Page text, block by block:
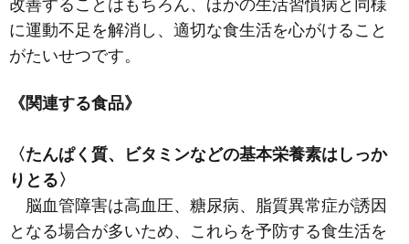
改善することはもちろん、ほかの生活習慣病と同様
に運動不足を解消し、適切な食生活を心がけること
がたいせつです。
《関連する食品》
〈たんぱく質、ビタミンなどの基本栄養素はしっか
りとる〉
脳血管障害は高血圧、糖尿病、脂質異常症が誘因
となる場合が多いため、これらを予防する食生活を